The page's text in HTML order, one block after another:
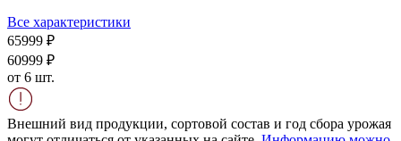
Все характеристики
65999 ₽
60999 ₽
от 6 шт.
Внешний вид продукции, сортовой состав и год сбора урожая